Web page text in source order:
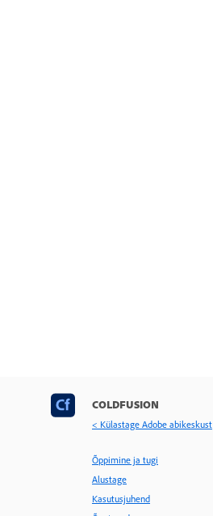
COLDFUSION
< Külastage Adobe abikeskust
Õppimine ja tugi
Alustage
Kasutusjuhend